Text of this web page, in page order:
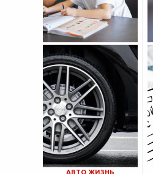
АВТО ЖИЗНЬ